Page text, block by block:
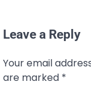
Leave a Reply
Your email
are marked *